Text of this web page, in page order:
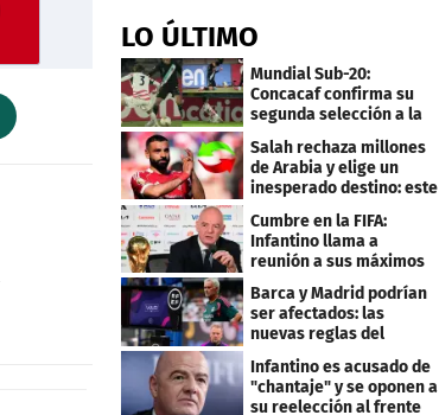
LO ÚLTIMO
Mundial Sub-20:
Concacaf confirma su
segunda selección a la
Copa del Mundo 2027
Salah rechaza millones
de Arabia y elige un
inesperado destino: este
será su club
Cumbre en la FIFA:
Infantino llama a
reunión a sus máximos
Barca y Madrid podrían
ser afectados: las
nuevas reglas del
arbitraje en LaLiga
Infantino es acusado de
"chantaje" y se oponen a
su reelección al frente